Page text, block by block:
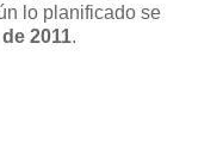
lo planificado se
2011.